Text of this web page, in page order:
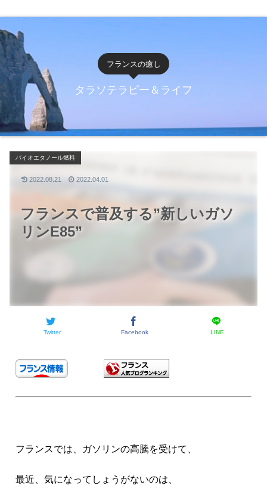
フランスの癒し
タラソテラピー＆ライフ
フランスで普及する”新しいガソ
リンE85”
バイオエタノール燃料
Twitter Facebook LINE
2022.08.21 2022.04.01
フランスでは、ガソリンの高騰を受けて、
最近、気になってしょうがないのは、